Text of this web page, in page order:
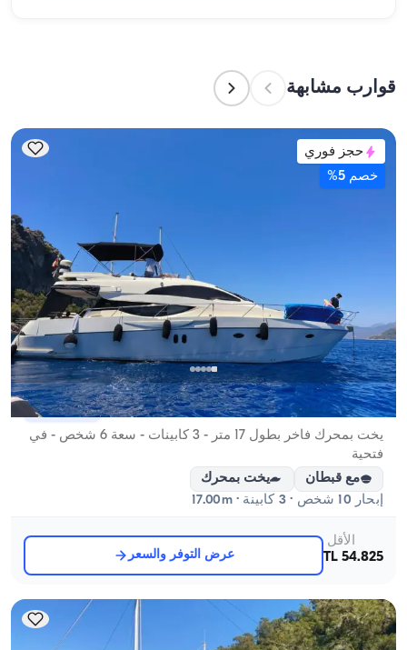
للإيجارات اليومية، فتنطبق سعة الإبحار.
قوارب مشابهة
حجز فوري
خصم 5%
فتحية, Muğla قارب جديد
يخت بمحرك فاخر بطول 17 متر - 3 كابينات - سعة 6 شخص - في
فتحية
مع قبطان
يخت بمحرك
إبحار 10 شخص · 3 كابينة · 17.00m
الأقل
54.825 TL
عرض التوفر والسعر